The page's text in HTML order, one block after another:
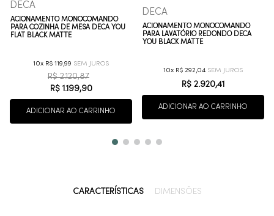
DECA
ACIONAMENTO MONOCOMANDO
PARA COZINHA DE MESA DECA YOU
FLAT BLACK MATTE
10 R$ 119,99
R$ 2.120,87
R$ 1 .199,90
ADICIONAR AO CARRINHO
DECA
ACIONAMENTO MONOCOMANDO
PARA LAVATÓRIO REDONDO DECA
YOU BLACK MATTE
10 R$ 292,04
R$ 2.920,41
ADICIONAR AO CARRINHO
CARACTERÍSTICAS DIMENSÕES